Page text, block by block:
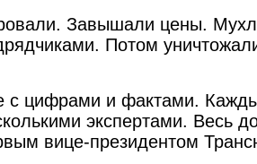
Завышали цены.
Потом
с цифрами и фактами.
экспертами. Весь
вице-президентом